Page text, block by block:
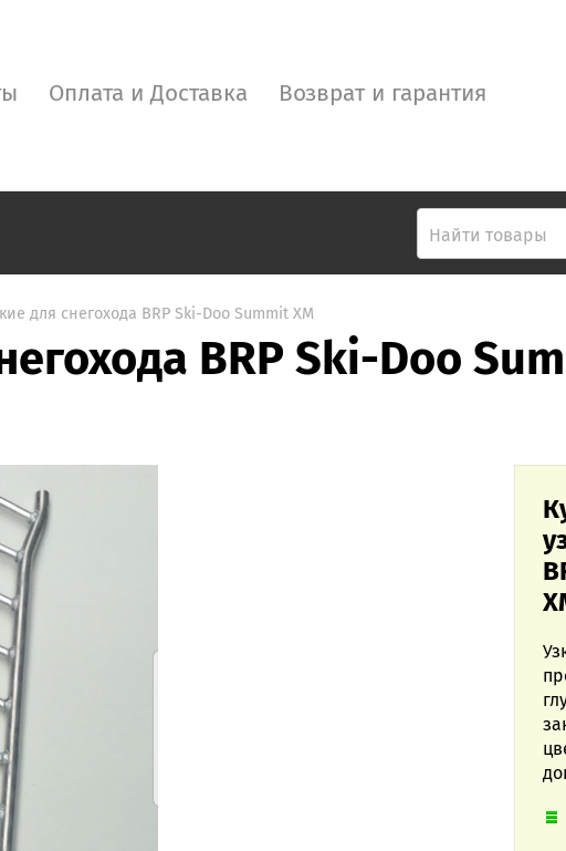
Оплата и Доставка Возврат и гарантия
для снегохода BRP Ski-Doo Summit XM
BRP Ski-Doo